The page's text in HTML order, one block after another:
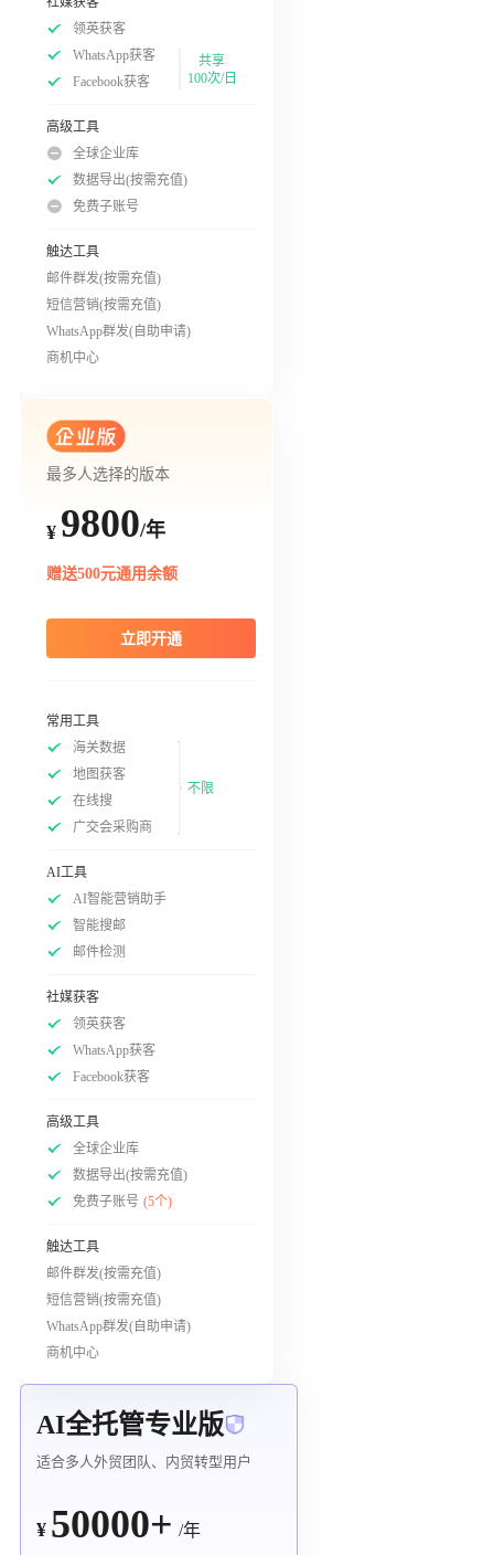
领英获客
WhatsApp获客
Facebook获客
共享
100次/日
高级工具
全球企业库
数据导出(按需充值)
免费子账号
触达工具
邮件群发(按需充值)
短信营销(按需充值)
WhatsApp群发(自助申请)
商机中心
最多人选择的版本
¥ 9800/年
赠送500元通用余额
立即开通
常用工具
海关数据
地图获客
在线搜
广交会采购商
不限
AI工具
AI智能营销助手
智能搜邮
邮件检测
社媒获客
领英获客
WhatsApp获客
Facebook获客
高级工具
全球企业库
数据导出(按需充值)
免费子账号 (5个)
触达工具
邮件群发(按需充值)
短信营销(按需充值)
WhatsApp群发(自助申请)
商机中心
AI全托管专业版
适合多人外贸团队、内贸转型用户
¥ 50000+ /年